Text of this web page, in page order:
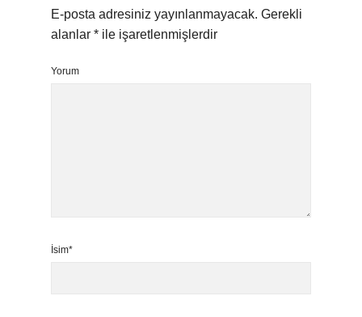
E-posta adresiniz yayınlanmayacak. Gerekli
alanlar * ile işaretlenmişlerdir
Yorum
İsim*